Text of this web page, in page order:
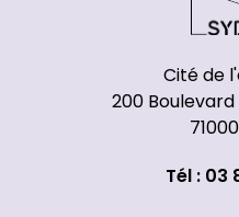
Cité de
200
Tél : 03